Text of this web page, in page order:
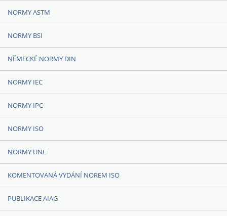
NORMY ASTM
NORMY BSI
NĚMECKÉ NORMY DIN
NORMY IEC
NORMY IPC
NORMY ISO
NORMY UNE
KOMENTOVANÁ VYDÁNÍ NOREM ISO
PUBLIKACE AIAG